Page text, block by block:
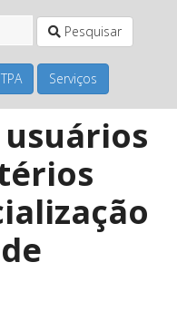
Pesquisar
TPA Serviços